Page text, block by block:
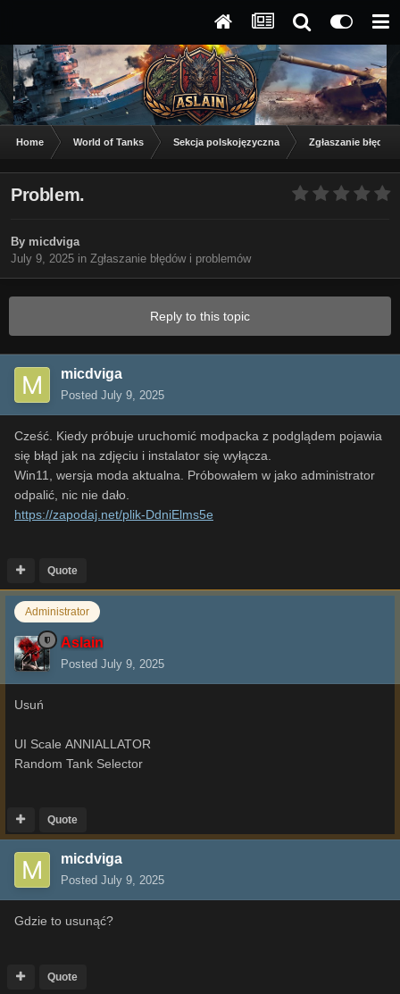
Home World of Tanks Sekcja polskojęzyczna Zgłaszanie
Problem.
By micdviga
July 9, 2025 in Zgłaszanie błędów i problemów
Reply to this topic
micdviga
Posted July 9, 2025
Cześć. Kiedy próbuje uruchomić modpacka z podglądem pojawia
się błąd jak na zdjęciu i instalator się wyłącza.
Win11, wersja moda aktualna. Próbowałem w jako administrator
odpalić, nic nie dało.
https://zapodaj.net/plik-DdniElms5e
Quote
Administrator
Aslain
Posted July 9, 2025
Usuń
UI Scale ANNIALLATOR
Random Tank Selector
Quote
micdviga
Posted July 9, 2025
Gdzie to usunąć?
Quote